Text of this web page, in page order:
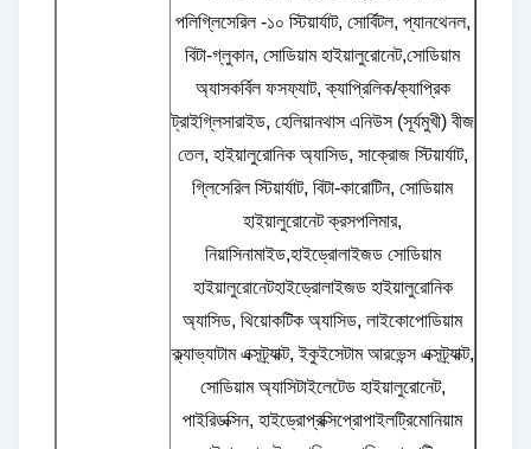
পলিগ্লিসেরিল -১০ স্টিয়ার্যাট, সোর্বিটল, প্যানথেনল,
বিটা-গ্লুকান, সোডিয়াম হাইয়ালুরোনেট,সোডিয়াম
অ্যাসকর্বিল ফসফ্যাট, ক্যাপ্রিলিক/ক্যাপ্রিক
ট্রাইগ্লিসারাইড, হেলিয়ানথাস এনিউস (সূর্যমুখী) বীজ
তেল, হাইয়ালুরোনিক অ্যাসিড, সাক্রোজ স্টিয়ার্যাট,
গ্লিসেরিল স্টিয়ার্যাট, বিটা-কারোটিন, সোডিয়াম
হাইয়ালুরোনেট ক্রসপলিমার,
নিয়াসিনামাইড,হাইড্রোলাইজড সোডিয়াম
হাইয়ালুরোনেটহাইড্রোলাইজড হাইয়ালুরোনিক
অ্যাসিড, থিয়োকটিক অ্যাসিড, লাইকোপোডিয়াম
ক্ল্যাভ্যাটাম এক্সট্র্যাক্ট, ইকুইসেটাম আরভেন্স এক্সট্র্যাক্ট,
সোডিয়াম অ্যাসিটাইলেটেড হাইয়ালুরোনেট,
পাইরিডক্সিন, হাইড্রোপ্রক্সিপ্রোপাইলট্রিমোনিয়াম